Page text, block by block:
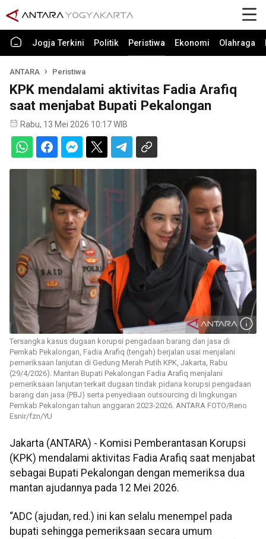
Jogja Terkini Politik Peristiwa Ekonomi Olahraga
ANTARA Peristiwa
KPK mendalami aktivitas Fadia Arafiq
saat menjabat Bupati Pekalongan
Rabu, 13 Mei 2026 10:17 WIB
Tersangka kasus dugaan korupsi pengadaan barang dan jasa di
Pemkab Pekalongan, Fadia Arafiq (tengah) berjalan usai menjalani
pemeriksaan lanjutan di Gedung Merah Putih KPK, Jakarta, Rabu
(29/4/2026). Mantan Bupati Pekalongan Fadia Arafiq menjalani
pemeriksaan lanjutan terkait dugaan tindak pidana korupsi pengadaan
barang dan jasa (PBJ) serta penyediaan outsourcing di lingkungan
Pemkab Pekalongan tahun anggaran 2023-2026. ANTARA FOTO/Reno
Esnir/fzn/YU
Jakarta (ANTARA) - Komisi Pemberantasan Korupsi
(KPK) mendalami aktivitas Fadia Arafiq saat menjabat
sebagai Bupati Pekalongan dengan memeriksa dua
mantan ajudannya pada 12 Mei 2026.
“ADC (ajudan, red.) ini kan selalu menempel pada
bupati sehingga pemeriksaan secara umum